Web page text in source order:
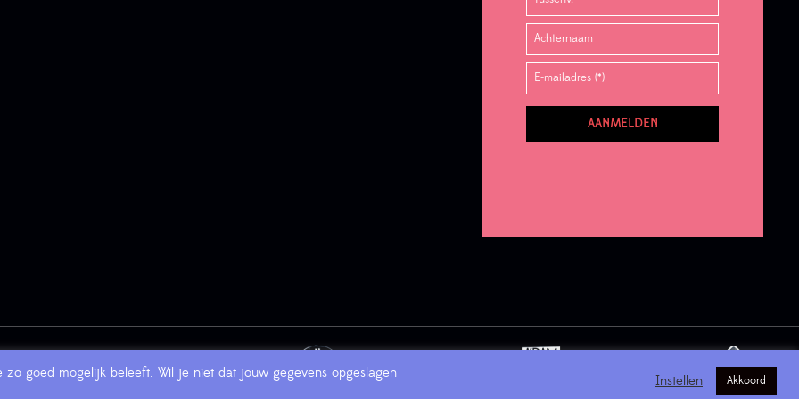
goed mogelijk beleeft. Wil je niet dat jouw gegevens opgeslagen
Instellen Akkoord